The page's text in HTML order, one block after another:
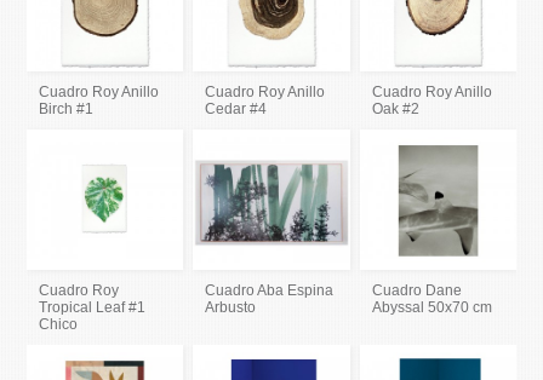
Cuadro Roy Anillo
Birch #1
Cuadro Roy Anillo
Cedar #4
Cuadro Roy Anillo
Oak #2
Cuadro Roy
Tropical Leaf #1
Chico
Cuadro Aba Espina
Arbusto
Cuadro Dane
Abyssal 50x70 cm